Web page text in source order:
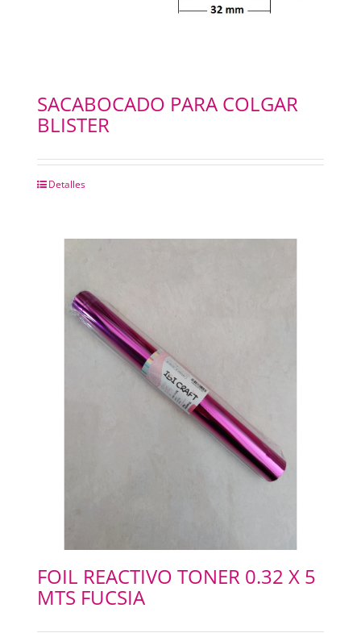
SACABOCADO PARA COLGAR
BLISTER
Detalles
FOIL REACTIVO TONER 0.32 X 5
MTS FUCSIA